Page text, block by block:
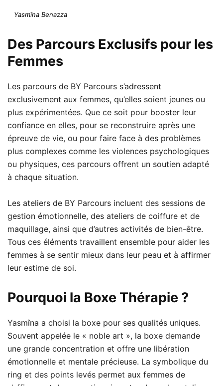
Yasmîna Benazza
Des Parcours Exclusifs pour les
Femmes
Les parcours de BY Parcours s’adressent
exclusivement aux femmes, qu’elles soient jeunes ou
plus expérimentées. Que ce soit pour booster leur
confiance en elles, pour se reconstruire après une
épreuve de vie, ou pour faire face à des problèmes
plus complexes comme les violences psychologiques
ou physiques, ces parcours offrent un soutien adapté
à chaque situation.
Les ateliers de BY Parcours incluent des sessions de
gestion émotionnelle, des ateliers de coiffure et de
maquillage, ainsi que d’autres activités de bien-être.
Tous ces éléments travaillent ensemble pour aider les
femmes à se sentir mieux dans leur peau et à affirmer
leur estime de soi.
Pourquoi la Boxe Thérapie ?
Yasmîna a choisi la boxe pour ses qualités uniques.
Souvent appelée le « noble art », la boxe demande
une grande concentration et offre une libération
émotionnelle et mentale précieuse. La symbolique du
ring et des points levés permet aux femmes de